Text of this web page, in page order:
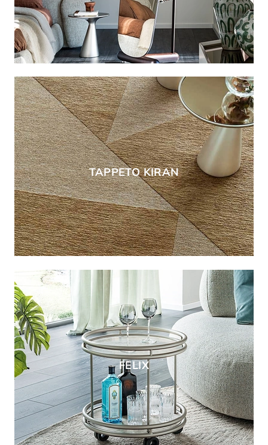
TAPPETO KIRAN
FELIX